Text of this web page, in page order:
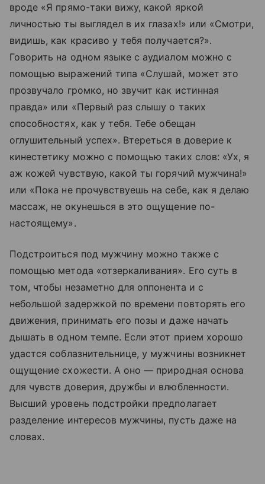
вроде «Я прямо-таки вижу, какой яркой
личностью ты выглядел в их глазах!» или «Смотри,
видишь, как красиво у тебя получается?».
Говорить на одном языке с аудиалом можно с
помощью выражений типа «Слушай, может это
прозвучало громко, но звучит как истинная
правда» или «Первый раз слышу о таких
способностях, как у тебя. Тебе обещан
оглушительный успех». Втереться в доверие к
кинестетику можно с помощью таких слов: «Ух, я
аж кожей чувствую, какой ты горячий мужчина!»
или «Пока не прочувствуешь на себе, как я делаю
массаж, не окунешься в это ощущение по-
настоящему».
Подстроиться под мужчину можно также с
помощью метода «отзеркаливания». Его суть в
том, чтобы незаметно для оппонента и с
небольшой задержкой по времени повторять его
движения, принимать его позы и даже начать
дышать в одном темпе. Если этот прием хорошо
удастся соблазнительнице, у мужчины возникнет
ощущение схожести. А оно — природная основа
для чувств доверия, дружбы и влюбленности.
Высший уровень подстройки предполагает
разделение интересов мужчины, пусть даже на
словах.